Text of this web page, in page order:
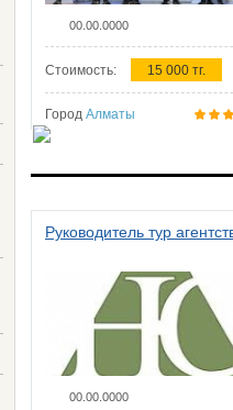
00.00.0000
Стоимость: 15 000 тг.
Город Алматы
Руководитель тур
00.00.0000